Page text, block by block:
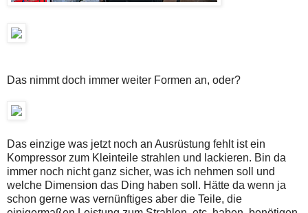
Das nimmt doch immer weiter Formen an, oder?
Das einzige was jetzt noch an Ausrüstung fehlt ist ein
Kompressor zum Kleinteile strahlen und lackieren. Bin da
immer noch nicht ganz sicher, was ich nehmen soll und
welche Dimension das Ding haben soll. Hätte da wenn ja
schon gerne was vernünftiges aber die Teile, die